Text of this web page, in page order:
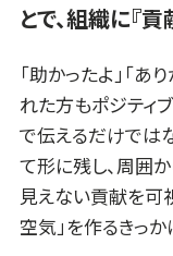
とで、組織に『
「助かったよ」「あ
れた方もポジティ
で伝えるだけでは
て形に残し、周囲
見えない貢献を可
空気」を作るきっか